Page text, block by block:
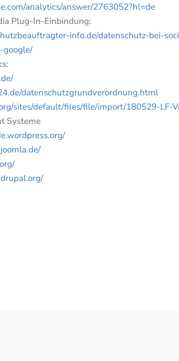
analytics/answer/2763052?hl=de
Plug-In-Einbindung:
info.de/datenschutz-bei-
datenschutzgrundverordnung.html
sites/default/files/file/import/180529-LF-
Systeme